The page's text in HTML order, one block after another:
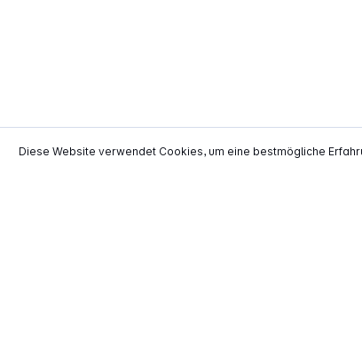
*Alle Preise inkl. gesetzl. Mehrwertsteuer zzgl.
Diese Website verwendet Cookies, um eine bestmögliche